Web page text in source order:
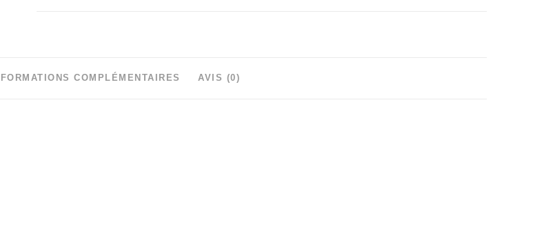
COMPLÉMENTAIRES AVIS (0)